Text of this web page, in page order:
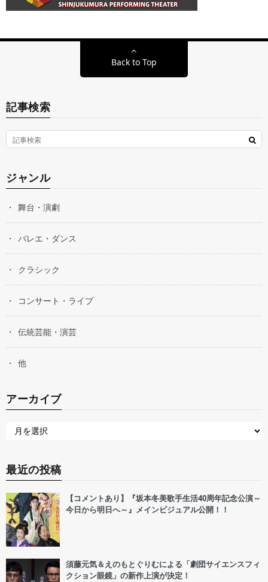
Back to Top
記事検索
ジャンル
舞台・演劇
バレエ・ダンス
クラシック
コンサート・ライブ
伝統芸能・演芸
他
アーカイブ
最近の投稿
【コメントあり】『坂本冬美歌手生活40周年記念公演～
今日から明日へ～』メインビジュアル公開！！
須藤元気＆えのもとぐりむによる「劇団サイエンスフィ
クション眼鏡」の新作上演が決定！